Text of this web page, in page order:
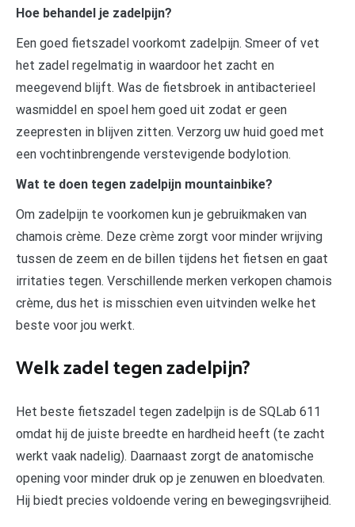
Hoe behandel je zadelpijn?
Een goed fietszadel voorkomt zadelpijn. Smeer of vet
het zadel regelmatig in waardoor het zacht en
meegevend blijft. Was de fietsbroek in antibacterieel
wasmiddel en spoel hem goed uit zodat er geen
zeepresten in blijven zitten. Verzorg uw huid goed met
een vochtinbrengende verstevigende bodylotion.
Wat te doen tegen zadelpijn mountainbike?
Om zadelpijn te voorkomen kun je gebruikmaken van
chamois crème. Deze crème zorgt voor minder wrijving
tussen de zeem en de billen tijdens het fietsen en gaat
irritaties tegen. Verschillende merken verkopen chamois
crème, dus het is misschien even uitvinden welke het
beste voor jou werkt.
Welk zadel tegen zadelpijn?
Het beste fietszadel tegen zadelpijn is de SQLab 611
omdat hij de juiste breedte en hardheid heeft (te zacht
werkt vaak nadelig). Daarnaast zorgt de anatomische
opening voor minder druk op je zenuwen en bloedvaten.
Hij biedt precies voldoende vering en bewegingsvrijheid.